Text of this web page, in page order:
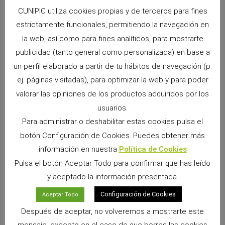
Leer más »
Arena Clumping de Cunipic: máxima higiene,
absorción y control de olores para tu gato
26 mayo, 2026 No hay comentarios
sido tan sencillo. La Arena Clumping de Cunipic ha sido
CUNIPIC utiliza cookies propias y de terceros para fines
estrictamente funcionales, permitiendo la navegación en
la web, así como para fines analíticos, para mostrarte
publicidad (tanto general como personalizada) en base a
un perfil elaborado a partir de tu hábitos de navegación (p.
ej. páginas visitadas), para optimizar la web y para poder
valorar las opiniones de los productos adquiridos por los
usuarios.
Para administrar o deshabilitar estas cookies pulsa el
botón Configuración de Cookies. Puedes obtener más
información en nuestra Política de Cookies
Pulsa el botón Aceptar Todo para confirmar que has leído
y aceptado la información presentada.
Aceptar Todo Configuración de Cookies
Después de aceptar, no volveremos a mostrarte este